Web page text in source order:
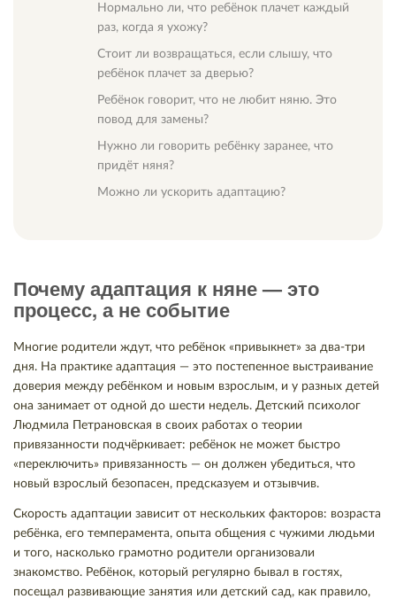
Нормально ли, что ребёнок плачет каждый
раз, когда я ухожу?
Стоит ли возвращаться, если слышу, что
ребёнок плачет за дверью?
Ребёнок говорит, что не любит няню. Это
повод для замены?
Нужно ли говорить ребёнку заранее, что
придёт няня?
Можно ли ускорить адаптацию?
Почему адаптация к няне — это
процесс, а не событие
Многие родители ждут, что ребёнок «привыкнет» за два-три
дня. На практике адаптация — это постепенное выстраивание
доверия между ребёнком и новым взрослым, и у разных детей
она занимает от одной до шести недель. Детский психолог
Людмила Петрановская в своих работах о теории
привязанности подчёркивает: ребёнок не может быстро
«переключить» привязанность — он должен убедиться, что
новый взрослый безопасен, предсказуем и отзывчив.
Скорость адаптации зависит от нескольких факторов: возраста
ребёнка, его темперамента, опыта общения с чужими людьми
и того, насколько грамотно родители организовали
знакомство. Ребёнок, который регулярно бывал в гостях,
посещал развивающие занятия или детский сад, как правило,